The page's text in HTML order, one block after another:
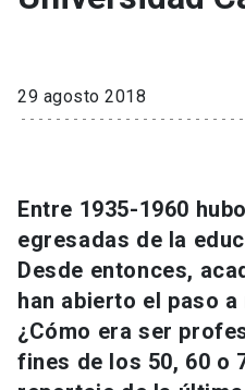
Investigación
Extensión
Universidad
Información para
Futuros estudiantes
Go to english site
29 agosto 2018
Entre 1935-1960
egresadas de la
Desde entonces,
han abierto el paso
¿Cómo era ser
fines de los 50, 60 o